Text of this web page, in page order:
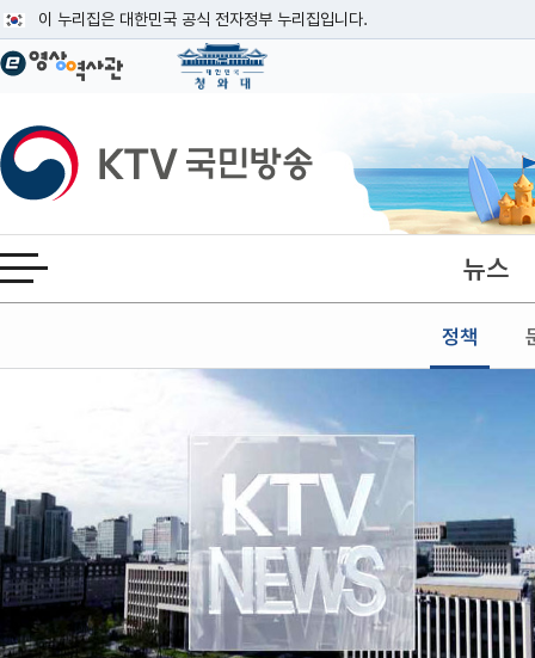
이 누리집은 대한민국 공식 전자정부 누리집입니다.
공식 누리집 주소 확인하기
이밖에 or.kr 또는 .kr등 다른 도메인 주소를 사용하고 있다면 아래 URL에서
운영중인 공식 누리집보기
KTV국민방송
전체메뉴 열기 뉴스
정책
본문